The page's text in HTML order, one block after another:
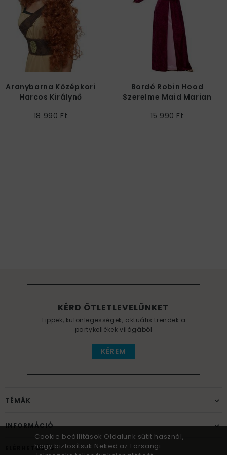
Aranybarna Középkori
Harcos Királynő
18 990 Ft
Bordó Robin Hood
Szerelme Maid Marian
15 990 Ft
KÉRD ÖTLETLEVELÜNKET
Tippek, különlegességek, aktuális trendek a
partykellékek világából
KÉREM
TÉMÁK
INFORMÁCIÓ
ELÉRHETŐSÉG
Cookie beállítások Oldalunk sütit használ,
hogy biztosítsuk Neked az Farsangi